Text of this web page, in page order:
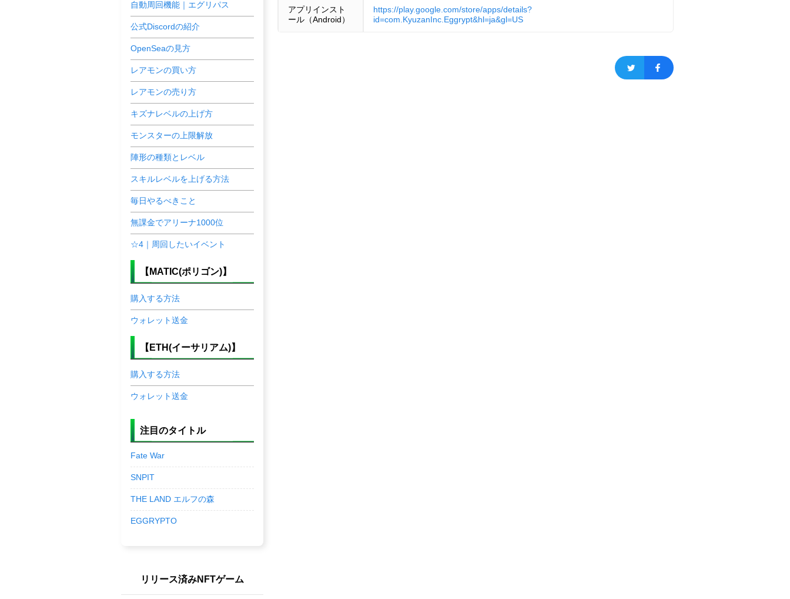
アプリインスト
ール（Android）
https://play.google.com/store/apps/details?
id=com.KyuzanInc.Eggrypt&hl=ja&gl=US
自動周回機能｜エグリパス
公式Discordの紹介
OpenSeaの見方
レアモンの買い方
レアモンの売り方
キズナレベルの上げ方
モンスターの上限解放
陣形の種類とレベル
スキルレベルを上げる方法
毎日やるべきこと
無課金でアリーナ1000位
☆4｜周回したいイベント
【MATIC(ポリゴン)】
購入する方法
ウォレット送金
【ETH(イーサリアム)】
購入する方法
ウォレット送金
注目のタイトル
Fate War
SNPIT
THE LAND エルフの森
EGGRYPTO
リリース済みNFTゲーム